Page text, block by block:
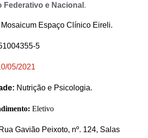
Federativo e Nacional .
Mosaicum Espaço Clínico Eireli.
5
0/05/2021
Nutrição e Psicologia.
Eletivo
Rua Gavião Peixoto, nº. 124, Salas